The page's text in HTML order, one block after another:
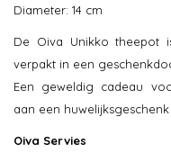
Diameter: 14 cm
De Oiva Unikko
verpakt in een
Een geweldig cadeau
aan een
Oiva Servies